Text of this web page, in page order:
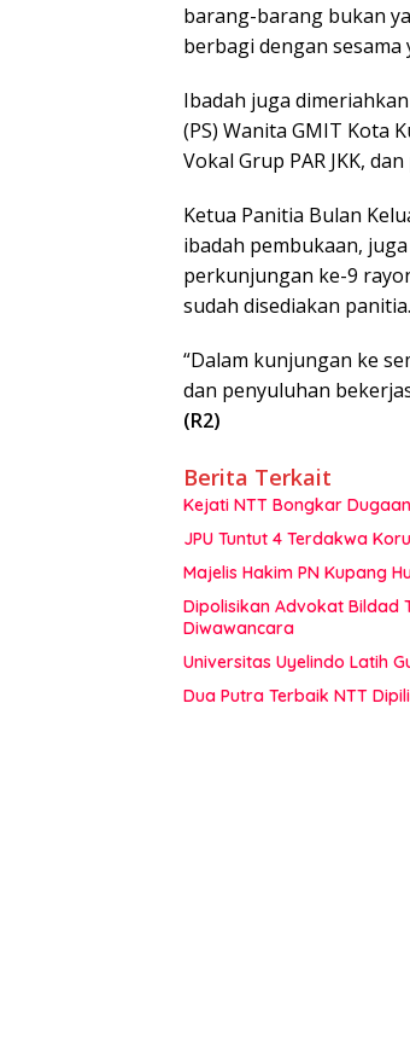
barang-barang bukan
berbagi dengan
Ibadah juga
(PS) Wanita GMIT Kota
Vokal Grup PAR JKK,
Ketua Panitia Bulan
ibadah pembukaan,
perkunjungan ke-9
sudah disediakan panitia.
“Dalam kunjungan ke
dan penyuluhan
(R2)
Berita Terkait
Kejati NTT Bongkar
JPU Tuntut 4 Terdakwa
Majelis Hakim PN Kupang
Dipolisikan Advokat Bildad
Diwawancara
Universitas Uyelindo Latih
Dua Putra Terbaik NTT